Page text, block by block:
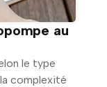
au
le type
complexité